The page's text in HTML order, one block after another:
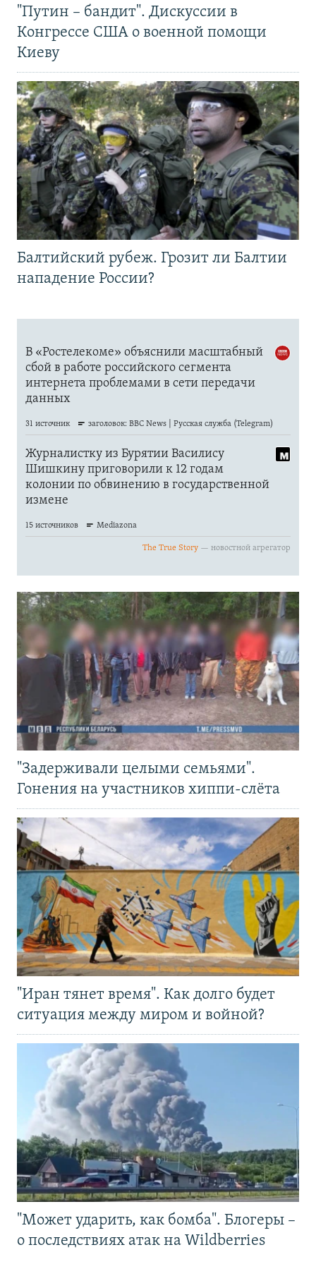
"Путин – бандит". Дискуссии в
Конгрессе США о военной помощи
Киеву
Балтийский рубеж. Грозит ли Балтии
нападение России?
"Задерживали целыми семьями".
Гонения на участников хиппи-слёта
"Иран тянет время". Как долго будет
ситуация между миром и войной?
"Может ударить, как бомба". Блогеры –
о последствиях атак на Wildberries